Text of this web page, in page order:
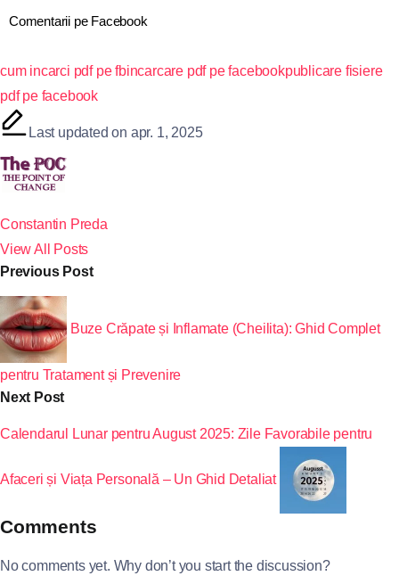
Comentarii pe Facebook
cum incarci pdf pe fbincarcare pdf pe facebookpublicare fisiere
pdf pe facebook
Last updated on apr. 1, 2025
Constantin Preda
View All Posts
Previous Post
Buze Crăpate și Inflamate (Cheilita): Ghid Complet
pentru Tratament și Prevenire
Next Post
Calendarul Lunar pentru August 2025: Zile Favorabile pentru
Afaceri și Viața Personală – Un Ghid Detaliat
Comments
No comments yet. Why don’t you start the discussion?